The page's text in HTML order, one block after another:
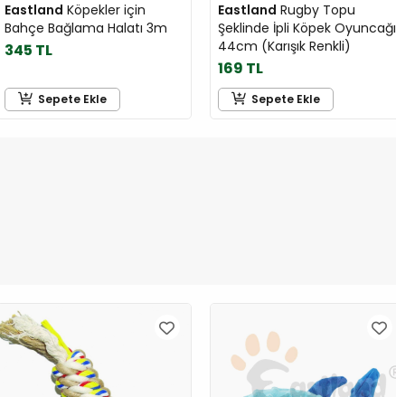
Eastland Köpekler için
Bahçe Bağlama Halatı 3m
345 TL
Sepete Ekle
Eastland Rugby Topu
Şeklinde İpli Köpek Oyuncağı
44cm (Karışık Renkli)
169 TL
Sepete Ekle